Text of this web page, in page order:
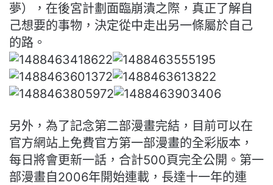
夢）
，在後宮計劃面臨崩潰之際，真正了解自
己想要的事物，決定從中走出另一條屬於自己
的路。
另外，為了記念第二部漫畫完結，目前可以在
官方網站上免費官方第一部漫畫的全彩版本，
每日將會更新一話，合計500頁完全公開。 第一
部漫畫自2006年開始連載，長達十一年的連